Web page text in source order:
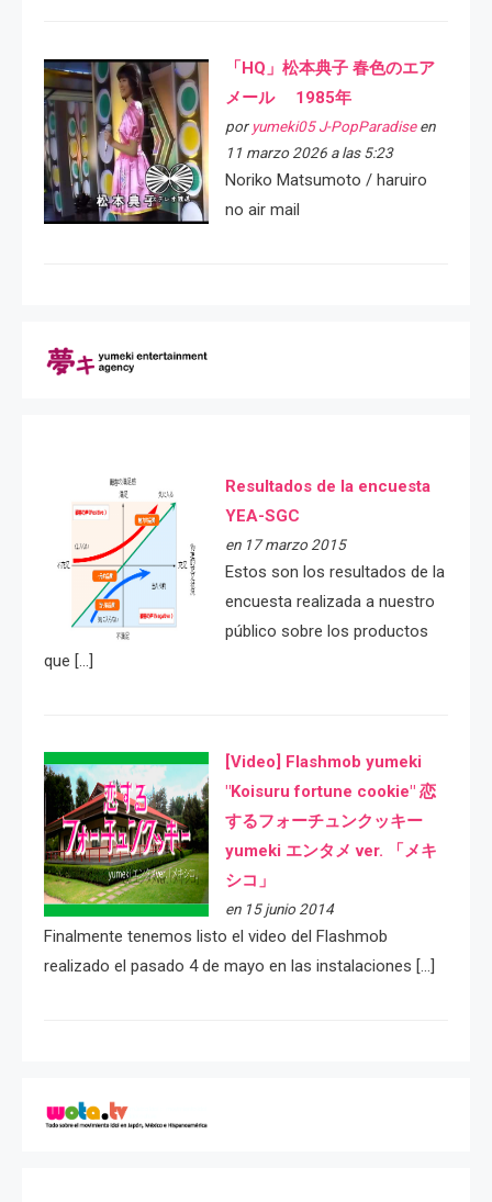
「HQ」松本典子 春色のエア
メール 1985年
por yumeki05 J-PopParadiseen
11 marzo 2026 a las 5:23
Noriko Matsumoto / haruiro
no air mail
Resultados de la encuesta
YEA-SGC
en 17 marzo 2015
Estos son los resultados de la
encuesta realizada a nuestro
público sobre los productos
que […]
[Video] Flashmob yumeki
"Koisuru fortune cookie" 恋
するフォーチュンクッキー
yumeki エンタメ ver. 「メキ
シコ」
en 15 junio 2014
Finalmente tenemos listo el video del Flashmob
realizado el pasado 4 de mayo en las instalaciones […]